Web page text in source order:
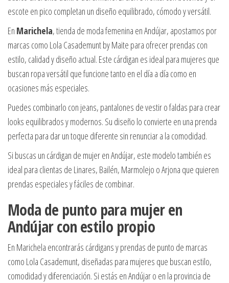
escote en pico completan un diseño equilibrado, cómodo y versátil.
En Marichela, tienda de moda femenina en Andújar, apostamos por
marcas como Lola Casademunt by Maite para ofrecer prendas con
estilo, calidad y diseño actual. Este cárdigan es ideal para mujeres que
buscan ropa versátil que funcione tanto en el día a día como en
ocasiones más especiales.
Puedes combinarlo con jeans, pantalones de vestir o faldas para crear
looks equilibrados y modernos. Su diseño lo convierte en una prenda
perfecta para dar un toque diferente sin renunciar a la comodidad.
Si buscas un cárdigan de mujer en Andújar, este modelo también es
ideal para clientas de Linares, Bailén, Marmolejo o Arjona que quieren
prendas especiales y fáciles de combinar.
Moda de punto para mujer en
Andújar con estilo propio
En Marichela encontrarás cárdigans y prendas de punto de marcas
como Lola Casademunt, diseñadas para mujeres que buscan estilo,
comodidad y diferenciación. Si estás en Andújar o en la provincia de